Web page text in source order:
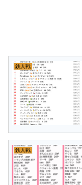
鉄人戦
鉄人戦